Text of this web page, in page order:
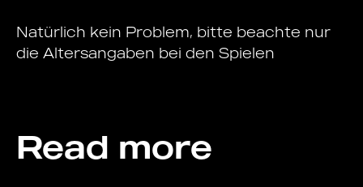
Natürlich kein Problem, bitte beachte nur
die Altersangaben bei den Spielen
Read more